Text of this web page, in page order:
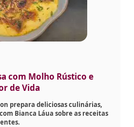
com Molho Rústico e
de Vida
prepara deliciosas culinárias,
Bianca Láua sobre as receitas